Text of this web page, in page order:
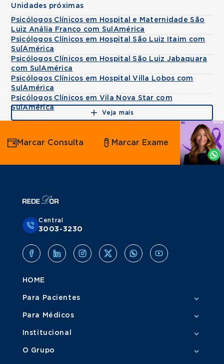
Unidades próximas
Psicólogos Clínicos em Hospital e Maternidade São
Luiz Anália Franco com SulAmérica
Psicólogos Clínicos em Hospital São Luiz Itaim com
SulAmérica
Psicólogos Clínicos em Hospital São Luiz Jabaquara
com SulAmérica
Psicólogos Clínicos em Hospital Villa Lobos com
SulAmérica
Psicólogos Clínicos em Vila Nova Star com
SulAmérica
Veja mais
Agende
por
Whatsapp
Marcar Consulta Marcar Exame
Central
3003-3230
HOME
Para Pacientes
Para Médicos
Institucional
O Grupo